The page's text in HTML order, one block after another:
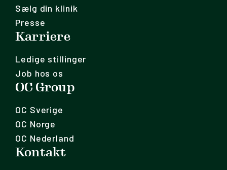
Sælg din klinik
Presse
Karriere
Ledige stillinger
Job hos os
OC Group
OC Sverige
OC Norge
OC Nederland
Kontakt